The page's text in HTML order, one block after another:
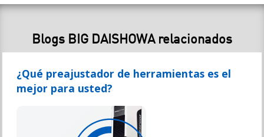
Blogs BIG DAISHOWA relacionados
¿Qué preajustador de herramientas es el
mejor para usted?